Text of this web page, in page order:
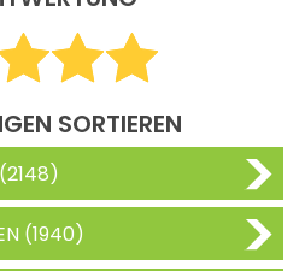
SORTIEREN
(2148)
(1940)